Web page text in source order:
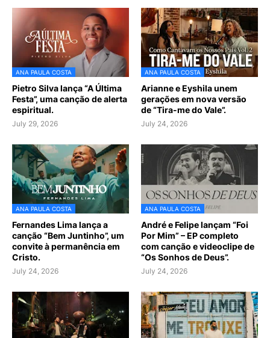
ANA PAULA COSTA
Pietro Silva lança “A Última
Festa”, uma canção de alerta
espiritual.
July 29, 2026
ANA PAULA COSTA
Arianne e Eyshila unem
gerações em nova versão
de “Tira-me do Vale”.
July 24, 2026
ANA PAULA COSTA
Fernandes Lima lança a
canção “Bem Juntinho”, um
convite à permanência em
Cristo.
July 24, 2026
ANA PAULA COSTA
André e Felipe lançam “Foi
Por Mim” – EP completo
com canção e videoclipe de
“Os Sonhos de Deus”.
July 24, 2026